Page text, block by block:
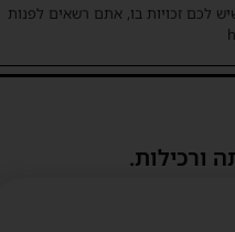
לכם זכויות בו, אתם רשאים לפנות
ורכילות.